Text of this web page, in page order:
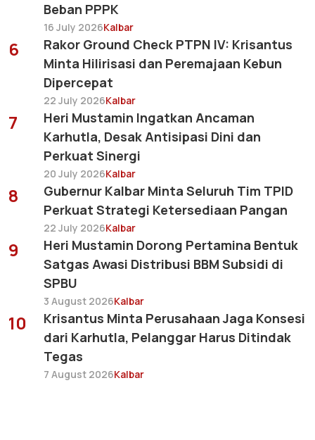
Beban PPPK
16 July 2026Kalbar
6
Rakor Ground Check PTPN IV: Krisantus
Minta Hilirisasi dan Peremajaan Kebun
Dipercepat
22 July 2026Kalbar
7
Heri Mustamin Ingatkan Ancaman
Karhutla, Desak Antisipasi Dini dan
Perkuat Sinergi
20 July 2026Kalbar
8
Gubernur Kalbar Minta Seluruh Tim TPID
Perkuat Strategi Ketersediaan Pangan
22 July 2026Kalbar
9
Heri Mustamin Dorong Pertamina Bentuk
Satgas Awasi Distribusi BBM Subsidi di
SPBU
3 August 2026Kalbar
10
Krisantus Minta Perusahaan Jaga Konsesi
dari Karhutla, Pelanggar Harus Ditindak
Tegas
7 August 2026Kalbar